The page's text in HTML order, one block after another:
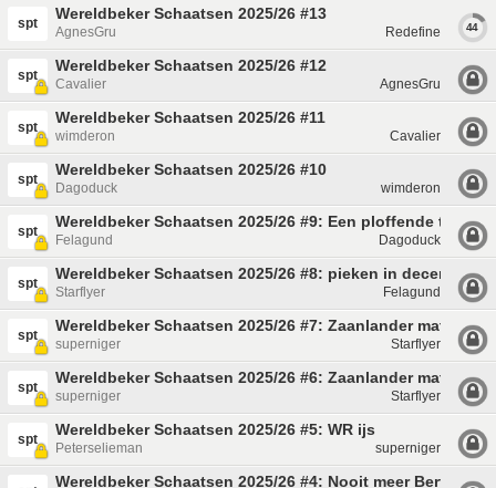
spt
Wereldbeker Schaatsen 2025/26 #13
AgnesGru Redefine 44
spt
Wereldbeker Schaatsen 2025/26 #12
Cavalier AgnesGru
spt
Wereldbeker Schaatsen 2025/26 #11
wimderon Cavalier
spt
Wereldbeker Schaatsen 2025/26 #10
Dagoduck wimderon
spt
Wereldbeker Schaatsen 2025/26 #9: Een ploffende talent
Felagund Dagoduck
spt
Wereldbeker Schaatsen 2025/26 #8: pieken in december
Starflyer Felagund
spt
Wereldbeker Schaatsen 2025/26 #7: Zaanlander matig.
superniger Starflyer
spt
Wereldbeker Schaatsen 2025/26 #6: Zaanlander matig.
superniger Starflyer
spt
Wereldbeker Schaatsen 2025/26 #5: WR ijs
Peterselieman superniger
Wereldbeker Schaatsen 2025/26 #4: Nooit meer Bert.